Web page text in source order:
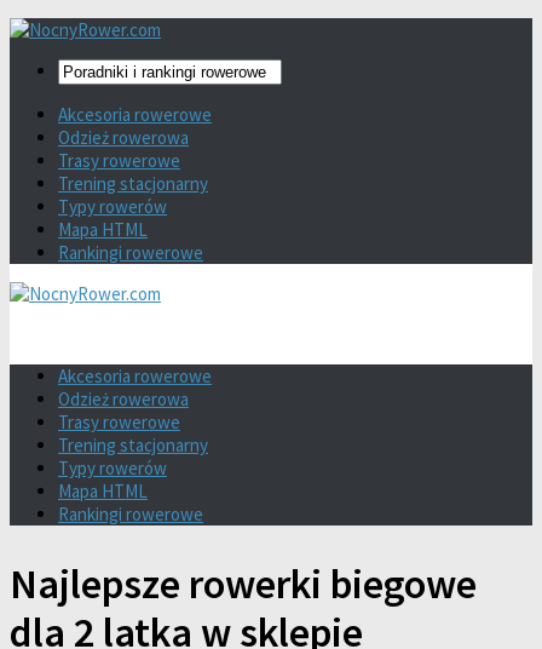
Akcesoria rowerowe
Odzież rowerowa
Trasy rowerowe
Trening stacjonarny
Typy rowerów
Mapa HTML
Rankingi rowerowe
Akcesoria rowerowe
Odzież rowerowa
Trasy rowerowe
Trening stacjonarny
Typy rowerów
Mapa HTML
Rankingi rowerowe
Najlepsze rowerki biegowe
dla 2 latka w sklepie